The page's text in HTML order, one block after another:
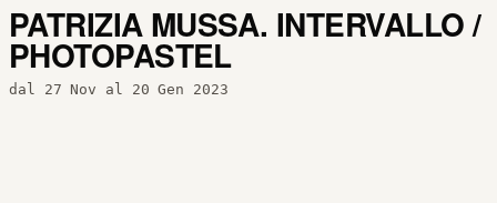
PATRIZIA MUSSA. INTERVALLO /
PHOTOPASTEL
dal 27 Nov al 20 Gen 2023